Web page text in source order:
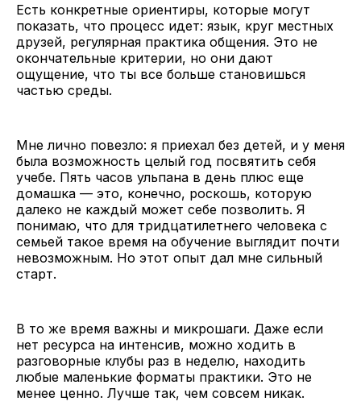
Есть конкретные ориентиры, которые могут
показать, что процесс идет: язык, круг местных
друзей, регулярная практика общения. Это не
окончательные критерии, но они дают
ощущение, что ты все больше становишься
частью среды.
Мне лично повезло: я приехал без детей, и у меня
была возможность целый год посвятить себя
учебе. Пять часов ульпана в день плюс еще
домашка — это, конечно, роскошь, которую
далеко не каждый может себе позволить. Я
понимаю, что для тридцатилетнего человека с
семьей такое время на обучение выглядит почти
невозможным. Но этот опыт дал мне сильный
старт.
В то же время важны и микрошаги. Даже если
нет ресурса на интенсив, можно ходить в
разговорные клубы раз в неделю, находить
любые маленькие форматы практики. Это не
менее ценно. Лучше так, чем совсем никак.